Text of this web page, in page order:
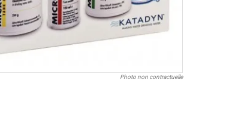
Photo non contractuelle